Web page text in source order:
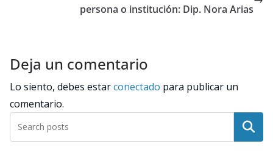
persona o institución: Dip. Nora Arias
Deja un comentario
Lo siento, debes estarconectado para publicar un
comentario.
Buscar